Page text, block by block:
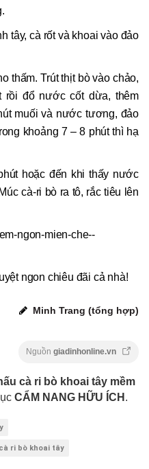
tây, cà rốt và khoai vào đảo
thấm. Trút thịt bò vào chảo,
rồi đổ nước cốt dừa, thêm
muối và nước tương, đảo
khoảng 7 – 8 phút thì hạ
hoặc đến khi thấy nước
cà-ri bò ra tô, rắc tiêu lên
ngon chiêu đãi cả nhà!
Minh Trang (tổng hợp)
Nguồn giadinhonline.vn
cà ri bò khoai tây mềm
CẨM NANG HỮU ÍCH .
cà ri bò khoai tây